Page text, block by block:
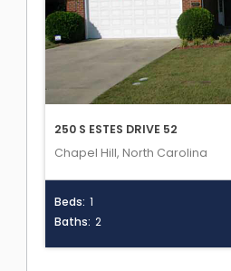
250 S ESTES DRIVE 52
Chapel Hill, North Carolina
Beds: 1
Baths: 2